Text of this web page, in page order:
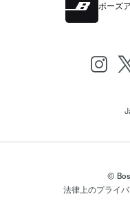
ボーズ
©
法律上のプライ